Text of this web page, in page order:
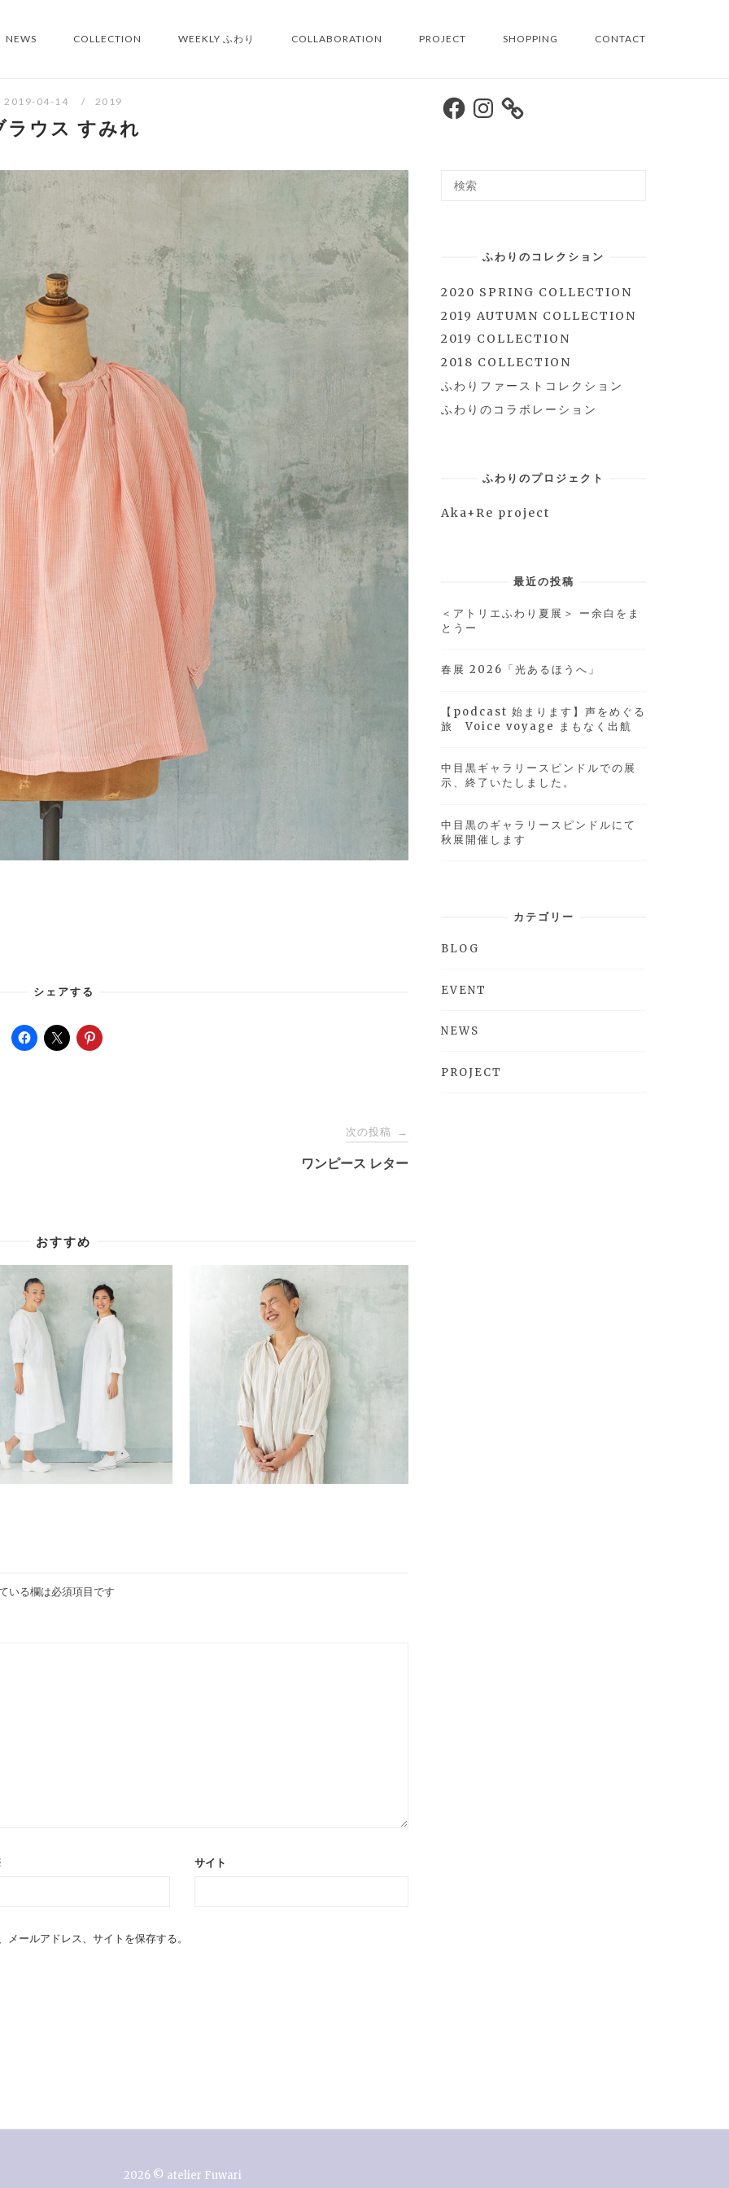
NEWS COLLECTION WEEKLY ふわり COLLABORATION PROJECT SHOPPING CONTACT
2019-04-14 2019
ラウス すみれ
シェアする
次の投稿 →
ワンピース レター
おすすめ
いる欄は必須項目です
サイト
ールアドレス、サイトを保存する。
Facebook
Instagram
ふわりのコレクション
2020 SPRING COLLECTION
2019 AUTUMN COLLECTION
2019 COLLECTION
2018 COLLECTION
ふわりファーストコレクション
ふわりのコラボレーション
ふわりのプロジェクト
Aka+Re project
最近の投稿
＜アトリエふわり夏展＞ ー余白をま
とうー
春展 2026「光あるほうへ」
【podcast 始まります】声をめぐる
旅 Voice voyage まもなく出航
中目黒ギャラリースピンドルでの展
示、終了いたしました。
中目黒のギャラリースピンドルにて
秋展開催します
カテゴリー
BLOG
EVENT
NEWS
PROJECT
2026 © atelier Fuwari